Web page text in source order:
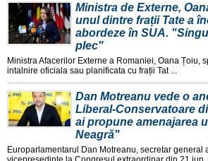
Ministra de Externe,
unul dintre frații Tate a
abordeze în SUA.
plec"
Ministra Afacerilor Externe a Romaniei, Oana Țoiu,
intalnire oficiala sau planificata cu frații Tat ...
Dan Motreanu vede o
Liberal-Conservatoare
ai propune amenajarea
Neagră"
Europarlamentarul Dan Motreanu, secretar general